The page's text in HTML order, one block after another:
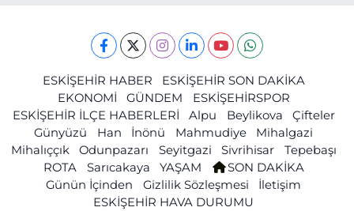
ESKİŞEHİR HABER
ESKİŞEHİR SON DAKİKA
EKONOMİ
GÜNDEM
ESKİŞEHİRSPOR
ESKİŞEHİR İLÇE HABERLERİ
Alpu Beylikova
Çifteler
Günyüzü
Han İnönü Mahmudiye
Mihalgazi
Mihalıççık
Odunpazarı Seyitgazi Sivrihisar
Tepebaşı
ROTA
Sarıcakaya YAŞAM
SON DAKİKA
Günün İçinden
Gizlilik Sözleşmesi
İletişim
ESKİŞEHİR HAVA DURUMU